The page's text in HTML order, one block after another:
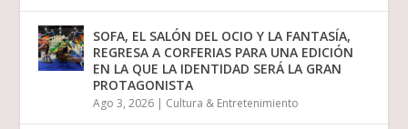
SOFA, EL SALÓN DEL OCIO Y LA FANTASÍA,
REGRESA A CORFERIAS PARA UNA EDICIÓN
EN LA QUE LA IDENTIDAD SERÁ LA GRAN
PROTAGONISTA
Ago 3, 2026 | Cultura & Entretenimiento